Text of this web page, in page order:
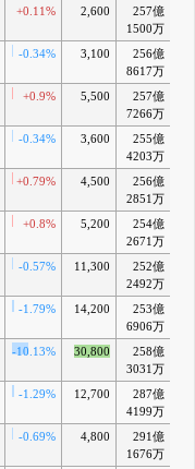
+0.11% 2,600
257億
1500万
-0.34% 3,100
256億
8617万
+0.9% 5,500
257億
7266万
-0.34% 3,600
255億
4203万
+0.79% 4,500
256億
2851万
+0.8% 5,200
254億
2671万
-0.57% 11,300
252億
2492万
-1.79% 14,200
253億
6906万
-10.13% 30,800
258億
3031万
-1.29% 12,700
287億
4199万
-0.69% 4,800
291億
1676万